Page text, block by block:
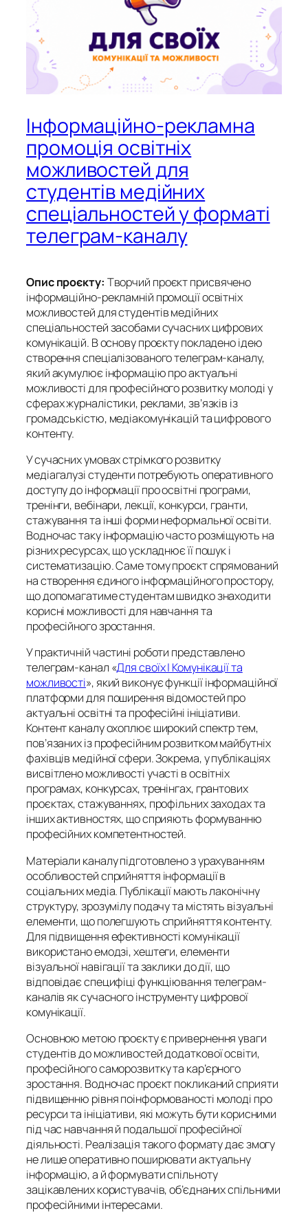
Інформаційно-рекламна
промоція освітніх
можливостей для
студентів медійних
спеціальностей у форматі
телеграм-каналу
Опис проєкту: Творчий проєкт присвячено
інформаційно-рекламній промоції освітніх
можливостей для студентів медійних
спеціальностей засобами сучасних цифрових
комунікацій. В основу проєкту покладено ідею
створення спеціалізованого телеграм-каналу,
який акумулює інформацію про актуальні
можливості для професійного розвитку молоді у
сферах журналістики, реклами, зв’язків із
громадськістю, медіакомунікацій та цифрового
контенту.
У сучасних умовах стрімкого розвитку
медіагалузі студенти потребують оперативного
доступу до інформації про освітні програми,
тренінги, вебінари, лекції, конкурси, гранти,
стажування та інші форми неформальної освіти.
Водночас таку інформацію часто розміщують на
різних ресурсах, що ускладнює її пошук і
систематизацію. Саме тому проєкт спрямований
на створення єдиного інформаційного простору,
що допомагатиме студентам швидко знаходити
корисні можливості для навчання та
професійного зростання.
У практичній частині роботи представлено
телеграм-канал «Для своїх | Комунікації та
можливості», який виконує функції інформаційної
платформи для поширення відомостей про
актуальні освітні та професійні ініціативи.
Контент каналу охоплює широкий спектр тем,
пов’язаних із професійним розвитком майбутніх
фахівців медійної сфери. Зокрема, у публікаціях
висвітлено можливості участі в освітніх
програмах, конкурсах, тренінгах, грантових
проєктах, стажуваннях, профільних заходах та
інших активностях, що сприяють формуванню
професійних компетентностей.
Матеріали каналу підготовлено з урахуванням
особливостей сприйняття інформації в
соціальних медіа. Публікації мають лаконічну
структуру, зрозумілу подачу та містять візуальні
елементи, що полегшують сприйняття контенту.
Для підвищення ефективності комунікації
використано емодзі, хештеги, елементи
візуальної навігації та заклики до дії, що
відповідає специфіці функціювання телеграм-
каналів як сучасного інструменту цифрової
комунікації.
Основною метою проєкту є привернення уваги
студентів до можливостей додаткової освіти,
професійного саморозвитку та кар’єрного
зростання. Водночас проєкт покликаний сприяти
підвищенню рівня поінформованості молоді про
ресурси та ініціативи, які можуть бути корисними
під час навчання й подальшої професійної
діяльності. Реалізація такого формату дає змогу
не лише оперативно поширювати актуальну
інформацію, а й формувати спільноту
зацікавлених користувачів, об’єднаних спільними
професійними інтересами.